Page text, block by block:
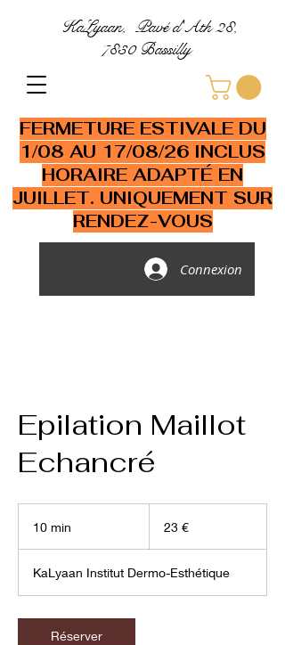
KaLyaan, Pavé d'Ath 28,
7830 Bassilly
Connexion
FERMETURE ESTIVALE DU
1/08 AU 17/08/26 INCLUS
HORAIRE ADAPTÉ EN
JUILLET. UNIQUEMENT SUR
RENDEZ-VOUS
Epilation Maillot
Echancré
10 min
i
n
23 €
KaLyaan Institut Dermo-Esthétique
Réserver